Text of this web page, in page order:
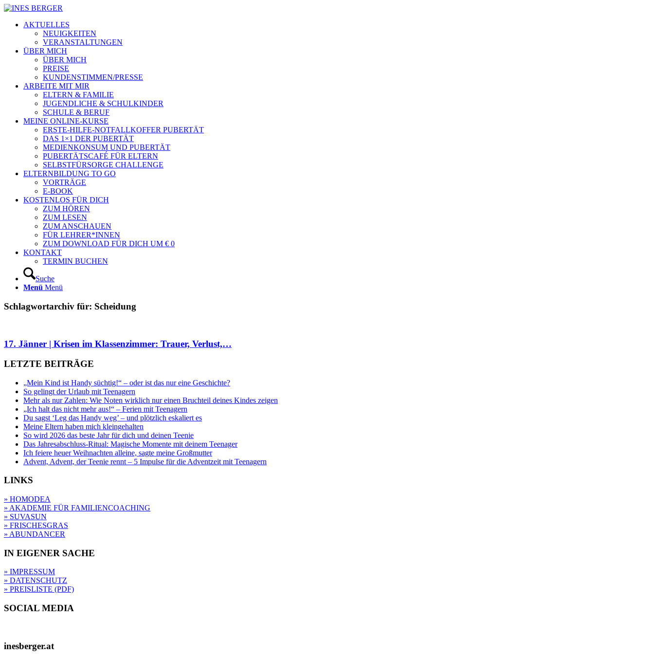
AKTUELLES
NEUIGKEITEN
VERANSTALTUNGEN
ÜBER MICH
ÜBER MICH
PREISE
KUNDENSTIMMEN/PRESSE
ARBEITE MIT MIR
ELTERN & FAMILIE
JUGENDLICHE & SCHULKINDER
SCHULE & BERUF
MEINE ONLINE-KURSE
ERSTE-HILFE-NOTFALLKOFFER PUBERTÄT
DAS 1×1 DER PUBERTÄT
MEDIENKONSUM UND PUBERTÄT
PUBERTÄTSCAFÉ FÜR ELTERN
SELBSTFÜRSORGE CHALLENGE
ELTERNBILDUNG TO GO
VORTRÄGE
E-BOOK
KOSTENLOS FÜR DICH
ZUM HÖREN
ZUM LESEN
ZUM ANSCHAUEN
FÜR LEHRER*INNEN
ZUM DOWNLOAD FÜR DICH UM € 0
KONTAKT
TERMIN BUCHEN
Suche
Menü Menü
Schlagwortarchiv für: Scheidung
17. Jänner | Krisen im Klassenzimmer: Trauer, Verlust,…
LETZTE BEITRÄGE
„Mein Kind ist Handy süchtig!“ – oder ist das nur eine Geschichte?
So gelingt der Urlaub mit Teenagern
Mehr als nur Zahlen: Wie Noten wirklich nur einen Bruchteil deines Kindes zeigen
„Ich halt das nicht mehr aus!“ – Ferien mit Teenagern
Du sagst ‘Leg das Handy weg’ – und plötzlich eskaliert es
Meine Eltern haben mich kleingehalten
So wird 2026 das beste Jahr für dich und deinen Teenie
Das Jahresabschluss-Ritual: Magische Momente mit deinem Teenager
Ich feiere heuer Weihnachten alleine, sagte meine Großmutter
Advent, Advent, der Teenie rennt – 5 Impulse für die Adventzeit mit Teenagern
LINKS
» HOMODEA
» AKADEMIE FÜR FAMILIENCOACHING
» SUVASUN
» FRISCHESGRAS
» ABUNDANCER
IN EIGENER SACHE
» IMPRESSUM
» DATENSCHUTZ
» PREISLISTE (PDF)
SOCIAL MEDIA
inesberger.at